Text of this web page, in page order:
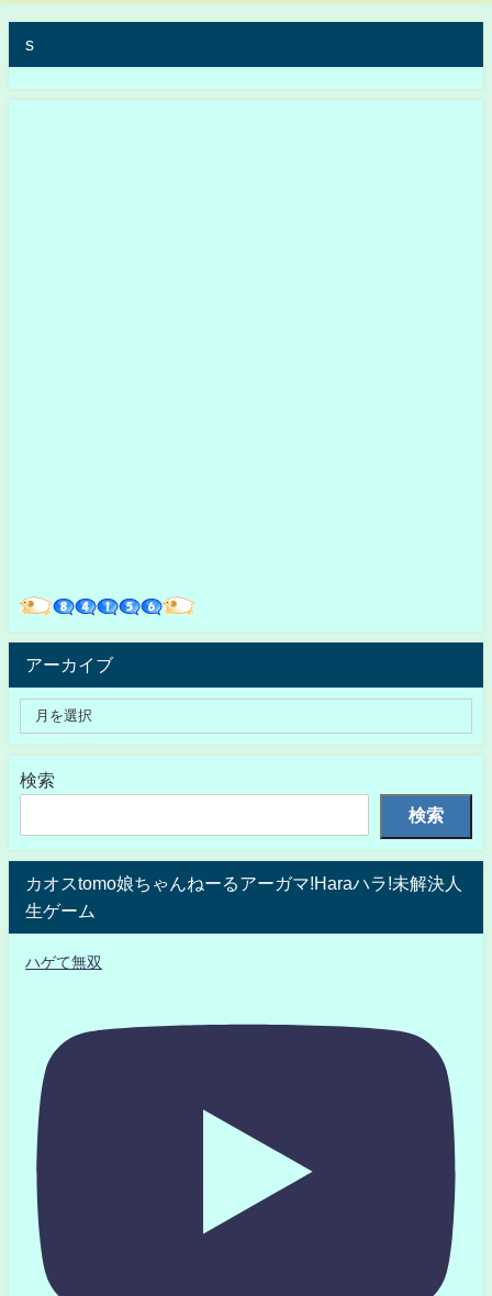
s
アーカイブ
検索
検索
カオスtomo娘ちゃんねーるアーガマ!Haraハラ!未解決人
生ゲーム
ハゲて無双